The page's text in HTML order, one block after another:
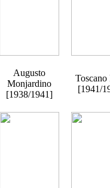
Augusto
Monjardino
[1938/1941]
Toscano
[1941/